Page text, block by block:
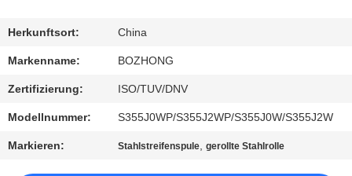
SIE
MIT
UNS
IN
VERBINDUNG
Herkunftsort: China
Markenname: BOZHONG
Zertifizierung: ISO/TUV/DNV
Modellnummer: S355J0WP/S355J2WP/S355J0W/S355J2W
Markieren: Stahlstreifenspule,gerollte Stahlrolle